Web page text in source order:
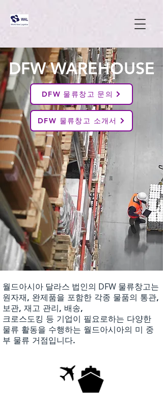
DFW WAREHOUSE
DFW 물류창고 문의
DFW 물류창고 소개서
월드아시아 달라스 법인의 DFW 물류창고는
원자재, 완제품을 포함한 각종 물품의 통관,
보관, 재고 관리, 배송,
크로스도킹 등 기업이 필요로하는 다양한
물류 활동을 수행하는 월드아시아의 미 중
부 물류 거점입니다.